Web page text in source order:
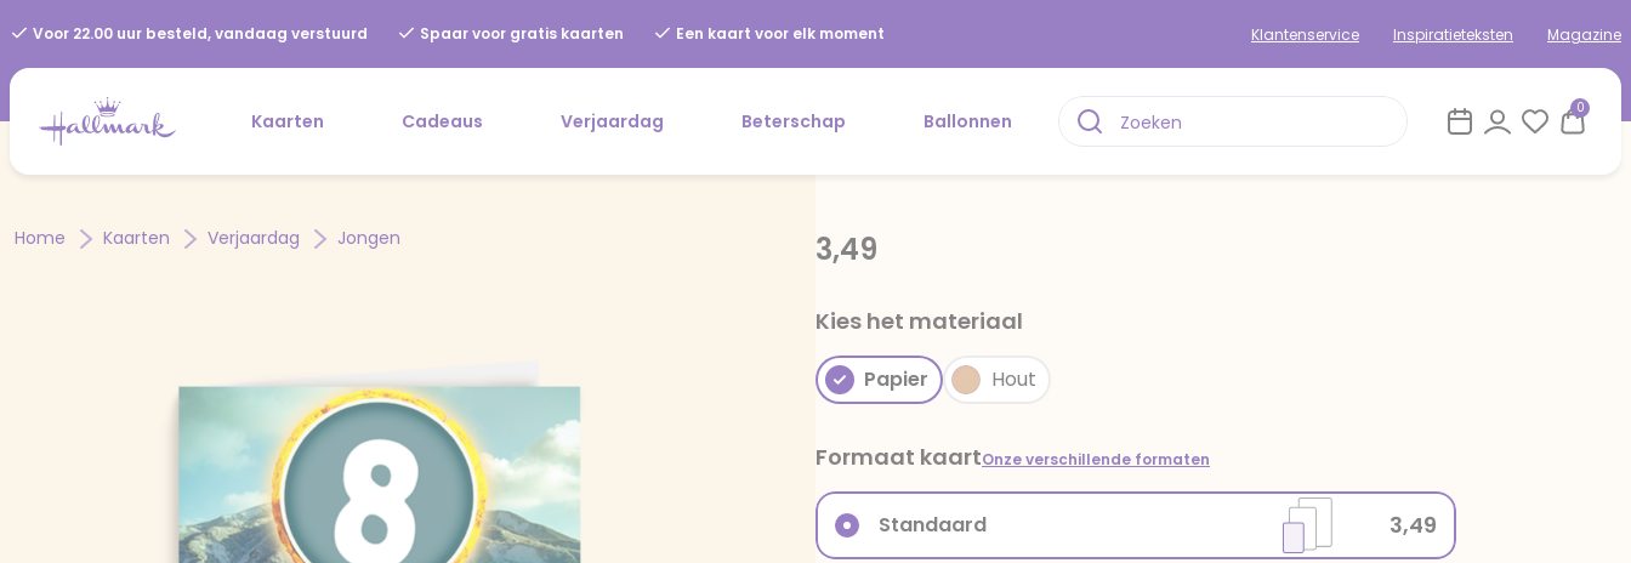
Voor 22.00 uur besteld, vandaag verstuurd Spaar voor gratis kaarten Een kaart voor elk moment Klantenservice Inspiratieteksten Magazine
Kaarten Cadeaus Verjaardag Beterschap Ballonnen
0
Home Kaarten Verjaardag Jongen 3,49
Kies het materiaal
Papier Hout
Formaat kaartOnze verschillende formaten
Standaard 3,49